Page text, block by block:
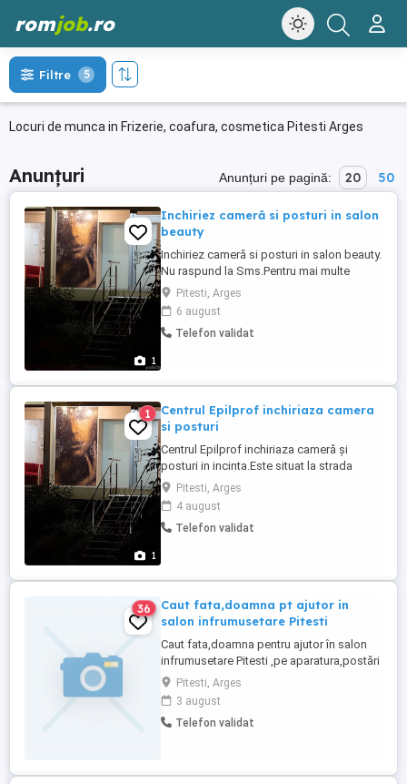
romjob.ro
Locuri de munca in Frizerie, coafura, cosmetica Pitesti Arges
Filtre 5
Anunțuri Anunțuri pe pagină: 20 50
1
Inchiriez cameră si posturi in salon
beauty
Inchiriez cameră si posturi in salon beauty.
Nu raspund la Sms.Pentru mai multe
detalii,sunati la tel
Pitesti, Arges
6 august
Telefon validat
1
1
Centrul Epilprof inchiriaza camera
si posturi
Centrul Epilprof inchiriaza cameră și
posturi in incinta.Este situat la strada
principala,vad auto-pietonal.Este deschis
din 2018.Pentru mai multe detalii,tel
Pitesti, Arges
4 august
Telefon validat
36
Caut fata,doamna pt ajutor in
salon infrumusetare Pitesti
Caut fata,doamna pentru ajutor în salon
infrumusetare Pitesti ,pe aparatura,postări
online,sarcinile salonului.Fara
experienta.Luni-Sambata 6.30 Zi.Sa
locuiască în Pitești sau in apropiere.Pentru
detalii sunați,tel .NU RASPUND LA SMS!
Pitesti, Arges
3 august
Telefon validat